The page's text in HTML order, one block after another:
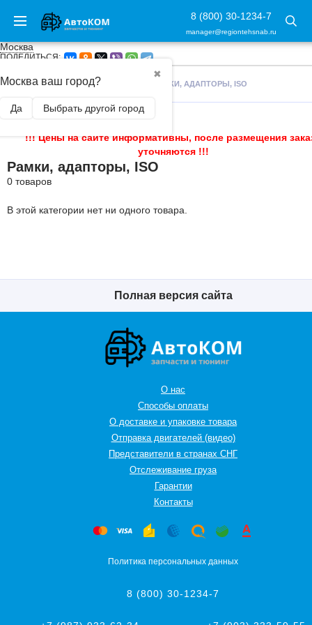
8 (800) 30-1234-7
manager@regiontehsnab.ru
Москва
✖
Москва ваш город?
Да Выбрать другой город
ПОДЕЛИТЬСЯ:
ГЛАВНАЯ / АВТОАКСЕССУАРЫ РАМКИ, АДАПТОРЫ, ISO
!!! Цены на сайте информативны, после размещения
уточняются !!!
Рамки, адапторы, ISO
0 товаров
В этой категории нет ни одного товара.
Полная версия сайта
О нас
Способы оплаты
О доставке и упаковке товара
Отправка двигателей (видео)
Представители в странах СНГ
Oтслеживание груза
Гарантии
Контакты
Политика персональных данных
8 (800) 30-1234-7